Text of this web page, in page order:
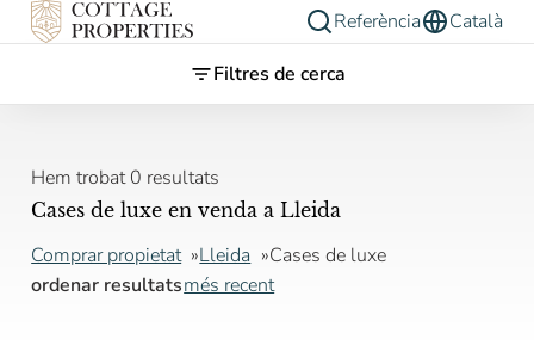
Referència
Català
Filtres de cerca
Hem trobat 0 resultats
Cases de luxe en venda a Lleida
Comprar propietat Lleida
Cases de luxe
ordenar resultatsmés recent